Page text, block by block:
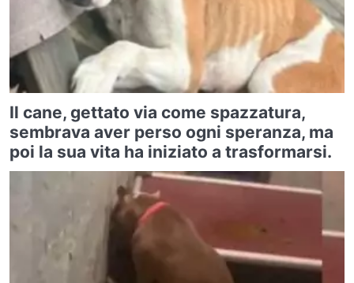
Il cane, gettato via come spazzatura,
sembrava aver perso ogni speranza, ma
poi la sua vita ha iniziato a trasformarsi.